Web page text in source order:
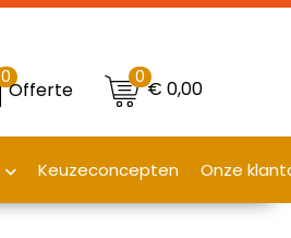
0
Offerte
0€ 0,00
Keuzeconcepten Onze